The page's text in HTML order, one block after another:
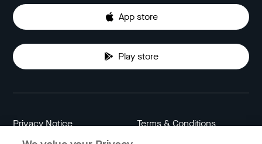
App store
Play store
Privacy Notice Terms & Conditions